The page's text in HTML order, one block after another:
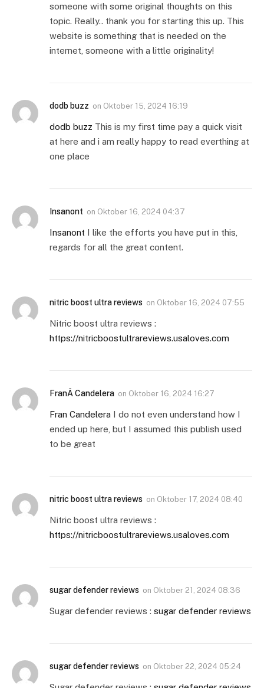
someone with some original thoughts on this
topic. Really.. thank you for starting this up. This
website is something that is needed on the
internet, someone with a little originality!
dodb buzz on Oktober 15, 2024 16:19
dodb buzz This is my first time pay a quick visit
at here and i am really happy to read everthing at
one place
Insanont on Oktober 16, 2024 04:37
Insanont I like the efforts you have put in this,
regards for all the great content.
nitric boost ultra reviews on Oktober 16, 2024 07:55
Nitric boost ultra reviews :
https://nitricboostultrareviews.usaloves.com
FranÂ Candelera on Oktober 16, 2024 16:27
Fran Candelera I do not even understand how I
ended up here, but I assumed this publish used
to be great
nitric boost ultra reviews on Oktober 17, 2024 08:40
Nitric boost ultra reviews :
https://nitricboostultrareviews.usaloves.com
sugar defender reviews on Oktober 21, 2024 08:36
Sugar defender reviews : sugar defender reviews
sugar defender reviews on Oktober 22, 2024 05:24